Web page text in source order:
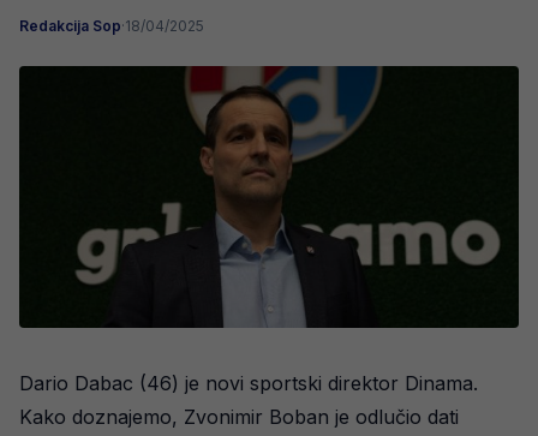
Redakcija Sop·18/04/2025
Dario Dabac (46) je novi sportski direktor Dinama.
Kako doznajemo, Zvonimir Boban je odlučio dati